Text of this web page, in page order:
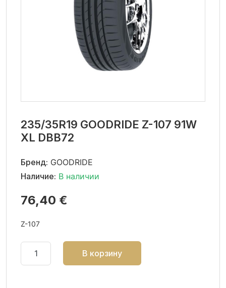
235/35R19 GOODRIDE Z-107 91W
XL DBB72
Бренд: GOODRIDE
Наличие: В наличии
76,40 €
Z-107
В корзину